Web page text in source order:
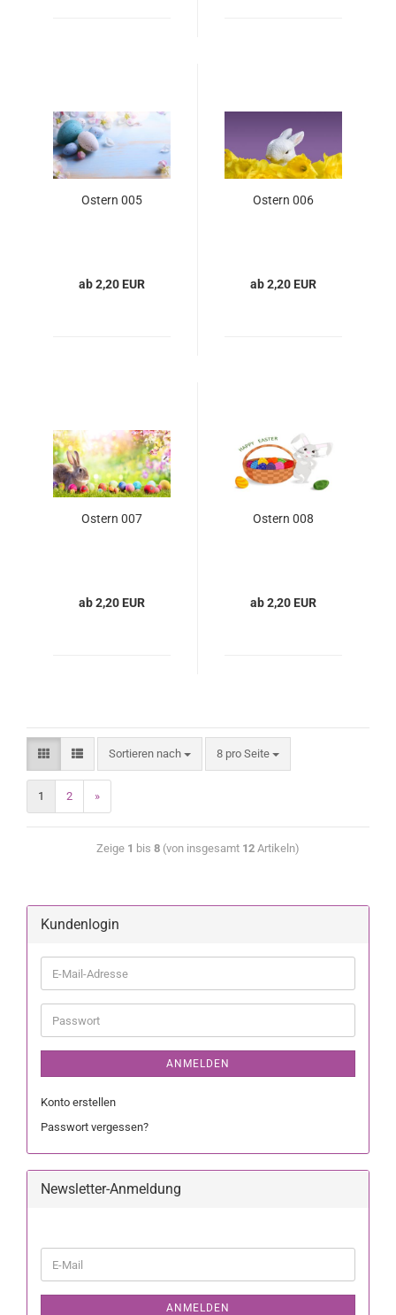
Ostern 005
ab 2,20 EUR
Ostern 006
ab 2,20 EUR
Ostern 007
ab 2,20 EUR
Ostern 008
ab 2,20 EUR
Sortieren nach 8 pro Seite
1 2 »
Zeige 1 bis 8 (von insgesamt 12 Artikeln)
Kundenlogin
ANMELDEN
Konto erstellen
Passwort vergessen?
Newsletter-Anmeldung
ANMELDEN